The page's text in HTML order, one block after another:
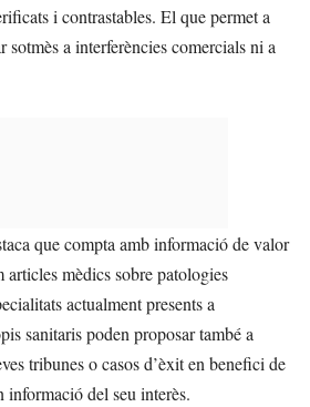
i contrastables. El que permet a
sotmès a interferències comercials ni a
que compta amb informació de valor
mèdics sobre patologies
actualment presents a
sanitaris poden proposar també a
tribunes o casos d’èxit en benefici de
informació del seu interès.